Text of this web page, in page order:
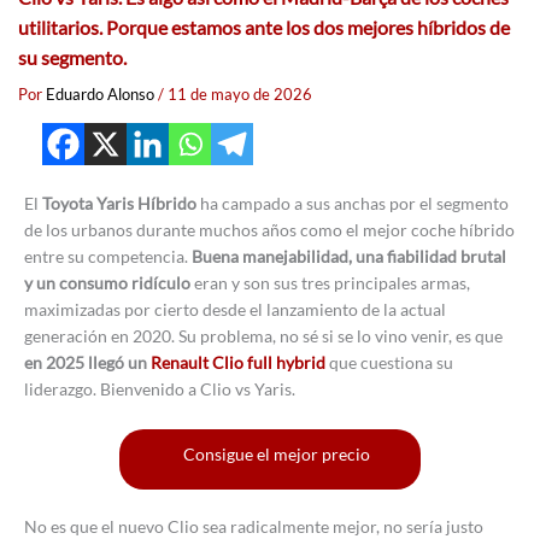
utilitarios. Porque estamos ante los dos mejores híbridos de
su segmento.
Por Eduardo Alonso/ 11 de mayo de 2026
El Toyota Yaris Híbrido ha campado a sus anchas por el segmento
de los urbanos durante muchos años como el mejor coche híbrido
entre su competencia. Buena manejabilidad, una fiabilidad brutal
y un consumo ridículoeran y son sus tres principales armas,
maximizadas por cierto desde el lanzamiento de la actual
generación en 2020. Su problema, no sé si se lo vino venir, es que
en 2025 llegó un Renault Clio full hybridque cuestiona su
liderazgo. Bienvenido a Clio vs Yaris.
Consigue el mejor precio
No es que el nuevo Clio sea radicalmente mejor, no sería justo